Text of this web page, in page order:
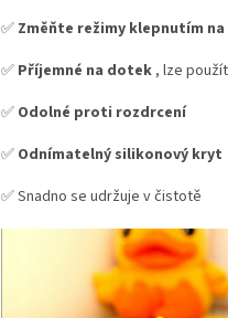
✅ Změňte režimy klepnutím na
✅ Příjemné na dotek, lze
✅ Odolné proti rozdrcení
✅ Odnímatelný silikonový kryt
✅ Snadno se udržuje v čistotě